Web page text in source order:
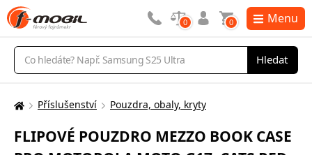
Vyhledávání
Hledat
0 0 Menu
Zde
nacházíte:
Příslušenství Pouzdra, obaly, kryty
FLIPOVÉ POUZDRO MEZZO BOOK CASE